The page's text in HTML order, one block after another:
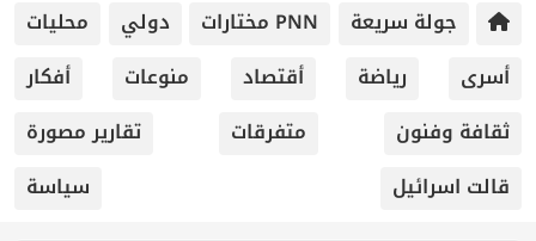
جولة سريعة PNN مختارات دولي
محليات
أسرى
رياضة أقتصاد منوعات
أفكار
ثقافة وفنون
متفرقات
تقارير مصورة
قالت اسرائيل
سياسة